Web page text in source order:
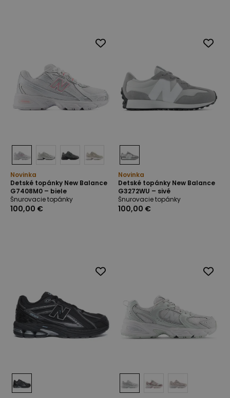
Novinka
Detské topánky New Balance
G7408M0 – biele
Šnurovacie topánky
100,00 €
Novinka
Detské topánky New Balance
G3272WU – sivé
Šnurovacie topánky
100,00 €